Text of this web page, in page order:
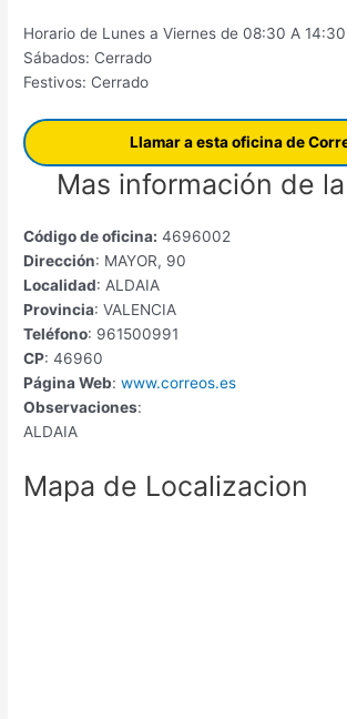
Horario de Lunes a Viernes de 08:30 A 14:30
Sábados: Cerrado
Festivos: Cerrado
Llamar a esta oficina de
Mas información de
Código de oficina: 4696002
Dirección: MAYOR, 90
Localidad: ALDAIA
Provincia: VALENCIA
Teléfono: 961500991
CP: 46960
Página Web: www.correos.es
Observaciones:
ALDAIA
Mapa de Localizacion